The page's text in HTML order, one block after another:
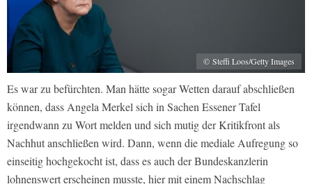
© Steffi Loos/Getty Images
Es war zu befürchten. Man hätte sogar Wetten darauf abschließen
können, dass Angela Merkel sich in Sachen Essener Tafel
irgendwann zu Wort melden und sich mutig der Kritikfront als
Nachhut anschließen wird. Dann, wenn die mediale Aufregung so
einseitig hochgekocht ist, dass es auch der Bundeskanzlerin
lohnenswert erscheinen musste, hier mit einem Nachschlag